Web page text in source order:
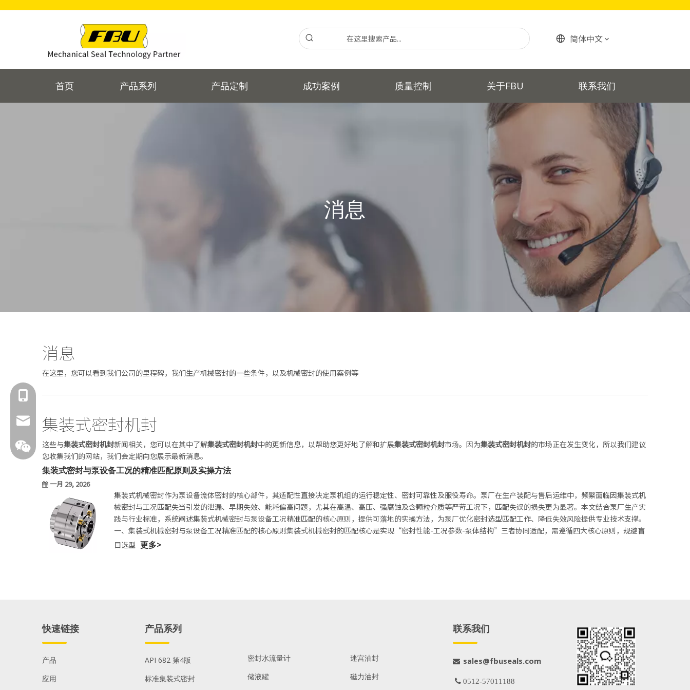
简体中文
首页 产品系列 产品定制 成功案例 质量控制 关于FBU 联系我们
消息
消息
在这里，您可以看到我们公司的里程碑，我们生产机械密封的一些条件，以及机械密封的使用案例等
集装式密封机封
这些与集装式密封机封新闻相关，您可以在其中了解集装式密封机封中的更新信息，以帮助您更好地了解和扩展集装式密封机封市场。因为集装式密封机封的市场正在发生变化，所以我们建议
您收集我们的网站，我们会定期向您展示最新消息。
集装式密封与泵设备工况的精准匹配原则及实操方法
一月 29, 2026
集装式机械密封作为泵设备流体密封的核心部件，其适配性直接决定泵机组的运行稳定性、密封可靠性及服役寿命。泵厂在生产装配与售后运维中，频繁面临因集装式机
械密封与工况匹配失当引发的泄漏、早期失效、能耗偏高问题，尤其在高温、高压、强腐蚀及含颗粒介质等严苛工况下，匹配失误的损失更为显著。本文结合泵厂生产实
践与行业标准，系统阐述集装式机械密封与泵设备工况精准匹配的核心原则，提供可落地的实操方法，为泵厂优化密封选型匹配工作、降低失效风险提供专业技术支撑。
一、集装式机械密封与泵设备工况精准匹配的核心原则集装式机械密封的匹配核心是实现“密封性能-工况参数-泵体结构”三者协同适配，需遵循四大核心原则，规避盲
目选型 更多>
快速链接
产品
应用
产品系列
API 682 第4版
标准集装式密封
密封水流量计
储液罐
迷宫油封
磁力油封
联系我们
 sales@fbuseals.com
 0512-57011188
18601429519
sales@fbuseals.com
fbuseal